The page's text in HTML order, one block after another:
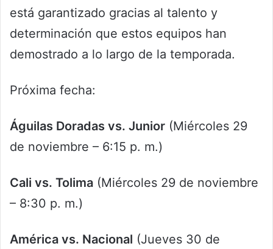
está garantizado gracias al talento y
determinación que estos equipos han
demostrado a lo largo de la temporada.
Próxima fecha:
Águilas Doradas vs. Junior (Miércoles 29
de noviembre – 6:15 p. m.)
Cali vs. Tolima (Miércoles 29 de noviembre
– 8:30 p. m.)
América vs. Nacional (Jueves 30 de